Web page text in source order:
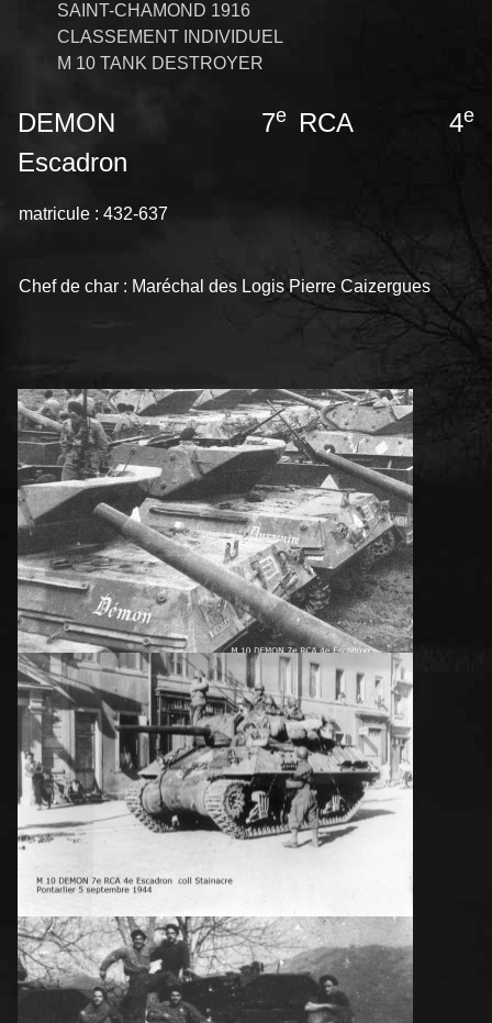
SAINT-CHAMOND 1916
CLASSEMENT INDIVIDUEL
M 10 TANK DESTROYER
DEMON 7eRCA 4e
Escadron
matricule : 432-637
Chef de char : Maréchal des Logis Pierre Caizergues